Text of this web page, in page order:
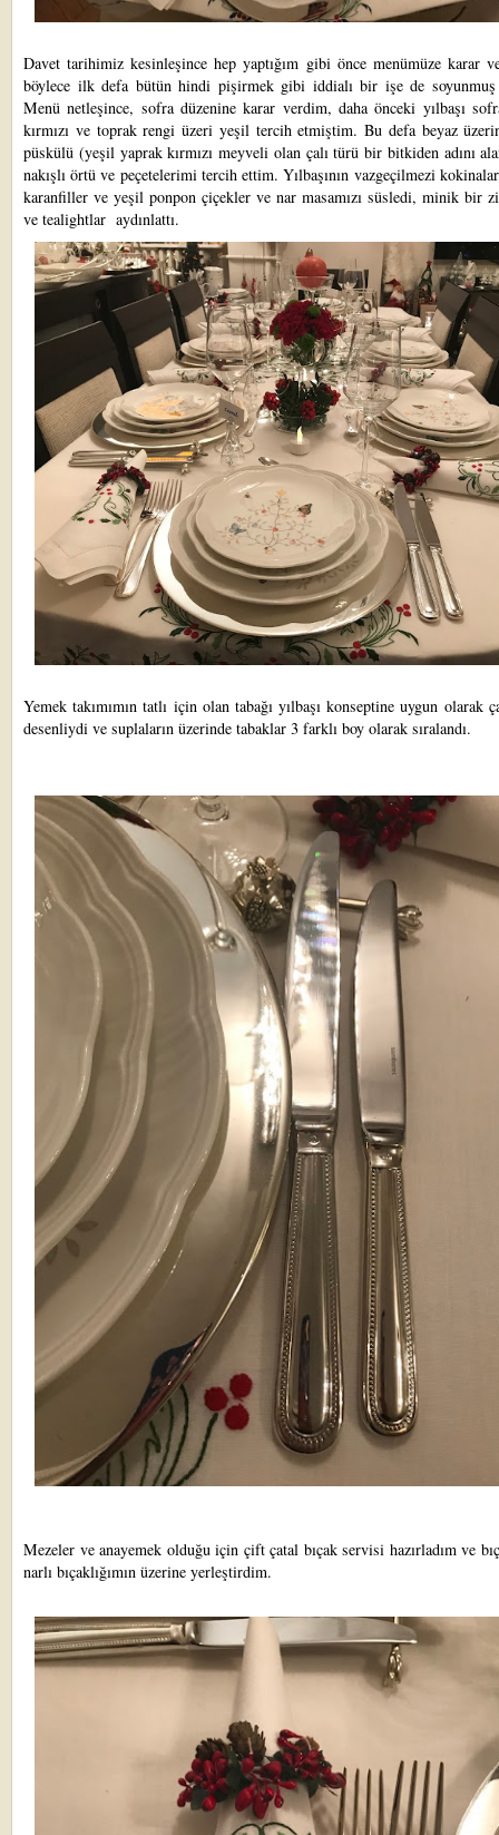
Davet tarihimiz kesinleşince hep yaptığım gibi önce menümüze karar
böylece ilk defa bütün hindi pişirmek gibi iddialı bir işe de
Menü netleşince, sofra düzenine karar verdim, daha önceki yılbaşı
kırmızı ve toprak rengi üzeri yeşil tercih etmiştim. Bu defa beyaz
püskülü (yeşil yaprak kırmızı meyveli olan çalı türü bir bitkiden adını
nakışlı örtü ve peçetelerimi tercih ettim. Yılbaşının vazgeçilmezi
karanfiller ve yeşil ponpon çiçekler ve nar masamızı süsledi, minik bir
ve tealightlar aydınlattı.
Yemek takımımın tatlı için olan tabağı yılbaşı konseptine uygun olarak
desenliydi ve suplaların üzerinde tabaklar 3 farklı boy olarak sıralandı.
Mezeler ve anayemek olduğu için çift çatal bıçak servisi hazırladım ve
narlı bıçaklığımın üzerine yerleştirdim.